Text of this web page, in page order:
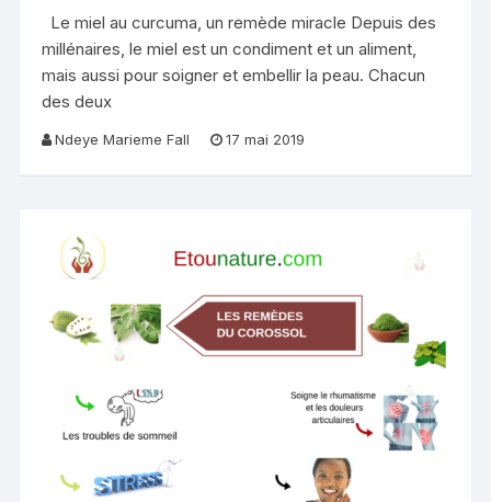
Le miel au curcuma, un remède miracle Depuis des
millénaires, le miel est un condiment et un aliment,
mais aussi pour soigner et embellir la peau. Chacun
des deux
Ndeye Marieme Fall 17 mai 2019